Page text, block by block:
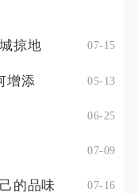
掠地 07-15
增添 05-13
06-25
07-09
的品味 07-16